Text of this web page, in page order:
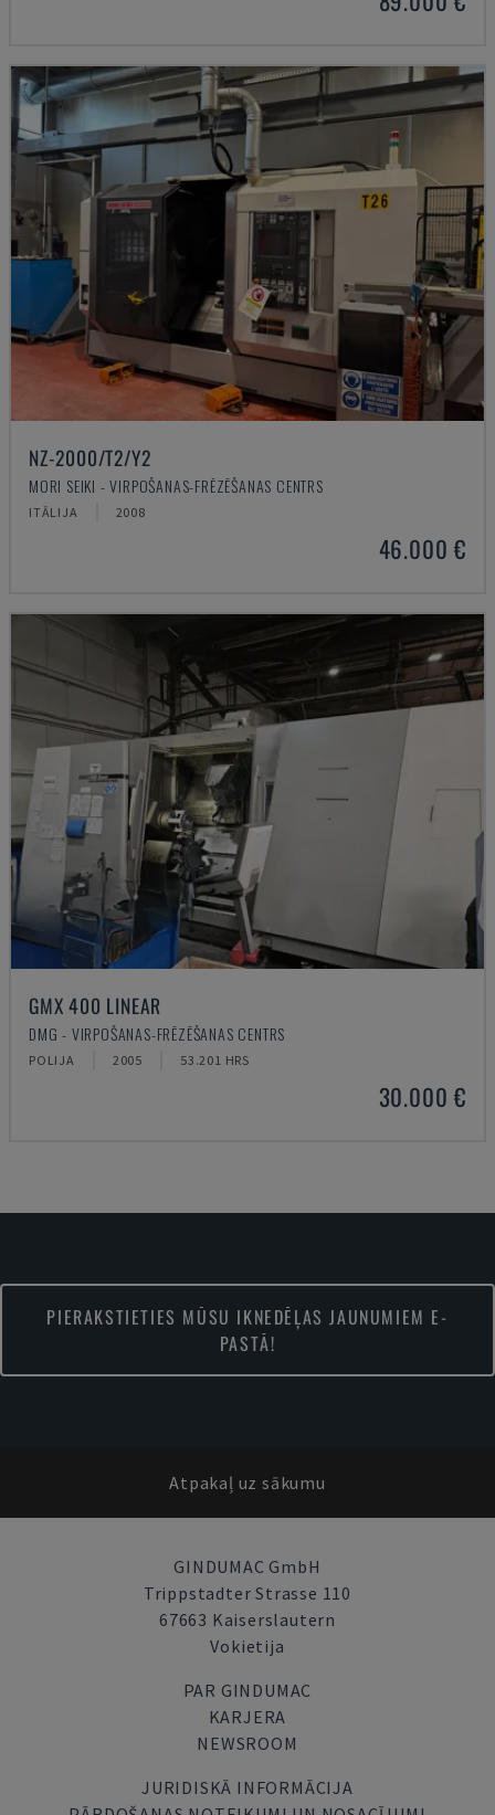
NZ-2000/T2/Y2
MORI SEIKI - VIRPOŠANAS-FRĒZĒŠANAS CENTRS
ITĀLIJA 2008
46.000 €
GMX 400 LINEAR
DMG - VIRPOŠANAS-FRĒZĒŠANAS CENTRS
POLIJA 2005 53.201 HRS
30.000 €
PIERAKSTIETIES MŪSU IKNEDĒĻAS JAUNUMIEM E-
PASTĀ!
Atpakaļ uz sākumu
GINDUMAC GmbH
Trippstadter Strasse 110
67663 Kaiserslautern
Vokietija
PAR GINDUMAC
KARJERA
NEWSROOM
JURIDISKĀ INFORMĀCIJA